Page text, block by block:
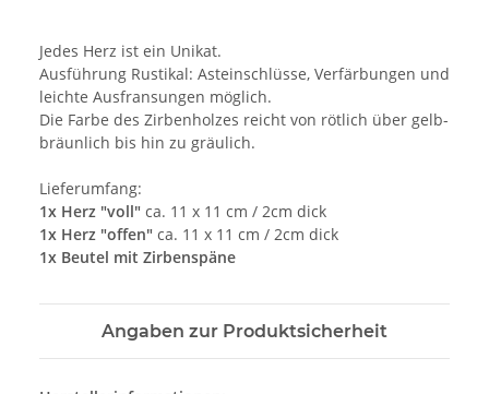
Jedes Herz ist ein Unikat.
Ausführung Rustikal: Asteinschlüsse, Verfärbungen und
leichte Ausfransungen möglich.
Die Farbe des Zirbenholzes reicht von rötlich über gelb-
bräunlich bis hin zu gräulich.
Lieferumfang:
1x Herz "voll" ca. 11 x 11 cm / 2cm dick
1x Herz "offen" ca. 11 x 11 cm / 2cm dick
1x Beutel mit Zirbenspäne
Angaben zur Produktsicherheit